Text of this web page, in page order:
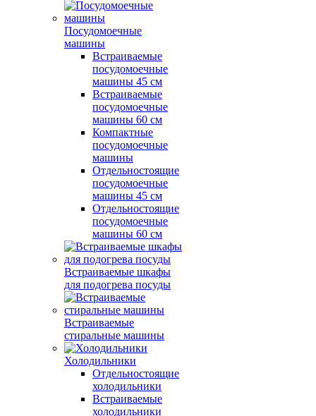
Посудомоечные
машины
Встраиваемые
посудомоечные
машины 45 см
Встраиваемые
посудомоечные
машины 60 см
Компактные
посудомоечные
машины
Отдельностоящие
посудомоечные
машины 45 см
Отдельностоящие
посудомоечные
машины 60 см
Встраиваемые шкафы
для подогрева посуды
Встраиваемые
стиральные машины
Холодильники
Отдельностоящие
холодильники
Встраиваемые
холодильники